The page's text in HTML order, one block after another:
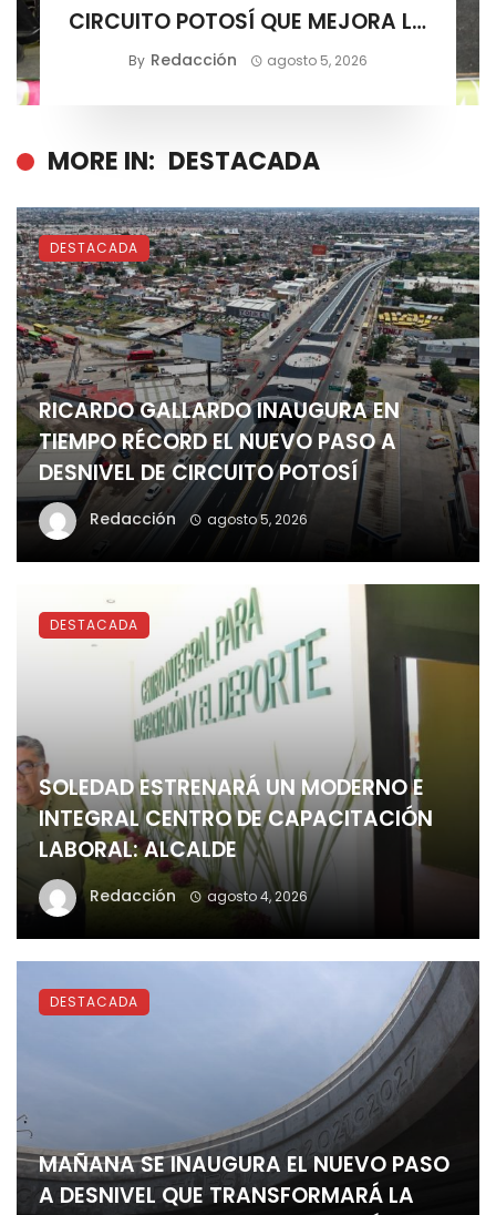
CIRCUITO POTOSÍ QUE MEJORA LA
MOVILIDAD METROPOLITANA
By Redacción agosto 5, 2026
MORE IN: DESTACADA
RICARDO GALLARDO INAUGURA EN
TIEMPO RÉCORD EL NUEVO PASO A
DESNIVEL DE CIRCUITO POTOSÍ
Redacción agosto 5, 2026
DESTACADA
SOLEDAD ESTRENARÁ UN MODERNO E
INTEGRAL CENTRO DE CAPACITACIÓN
LABORAL: ALCALDE
Redacción agosto 4, 2026
DESTACADA
MAÑANA SE INAUGURA EL NUEVO PASO
A DESNIVEL QUE TRANSFORMARÁ LA
DESTACADA